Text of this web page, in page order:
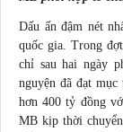
Dấu ấn đậm nét
quốc gia. Trong
chỉ sau hai ngày
nguyện đã đạt
hơn 400 tỷ đồng
MB kịp thời